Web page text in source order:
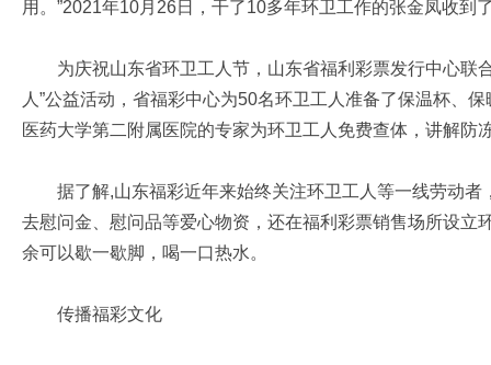
用。”2021年10月26日，干了10多年环卫工作的张金凤收到
为庆祝山东省环卫工人节，山东省福利彩票发行中心联合
人”公益活动，省福彩中心为50名环卫工人准备了保温杯、
医药大学第二附属医院的专家为环卫工人免费查体，讲解防
据了解,山东福彩近年来始终关注环卫工人等一线劳动者
去慰问金、慰问品等爱心物资，还在福利彩票销售场所设立
余可以歇一歇脚，喝一口热水。
传播福彩文化